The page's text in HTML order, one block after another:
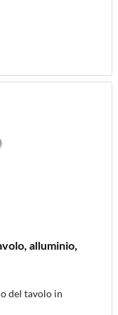
alluminio,
del tavolo in